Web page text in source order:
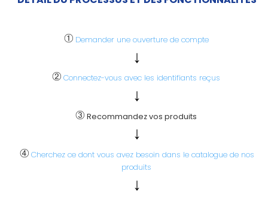
① Demander une ouverture de compte
↓
② Connectez-vous avec les identifiants reçus
↓
③ Recommandez vos produits
↓
④ Cherchez ce dont vous avez besoin dans le catalogue de nos
produits
↓